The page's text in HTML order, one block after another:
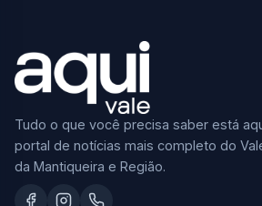
Tudo o que você precisa saber está
portal de notícias mais completo do
da Mantiqueira e Região.